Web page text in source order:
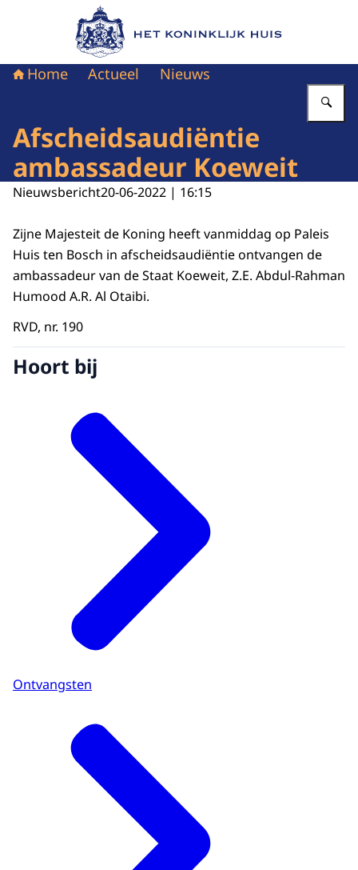
Naar de homepage van Het Koninklijk Huis
Home Actueel Nieuws
Afscheidsaudiëntie
ambassadeur Koeweit
Nieuwsbericht20-06-2022 | 16:15
Zijne Majesteit de Koning heeft vanmiddag op Paleis
Huis ten Bosch in afscheidsaudiëntie ontvangen de
ambassadeur van de Staat Koeweit, Z.E. Abdul-Rahman
Humood A.R. Al Otaibi.
RVD, nr. 190
Hoort bij
Ontvangsten